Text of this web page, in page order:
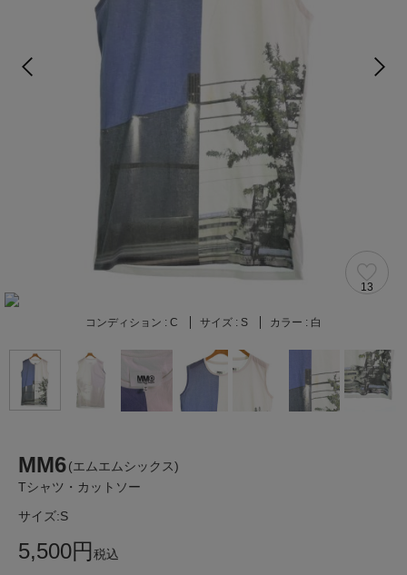
13
コンディション : C サイズ : S カラー : 白
MM6(エムエムシックス)
Tシャツ・カットソー
サイズ:S
5,500円税込